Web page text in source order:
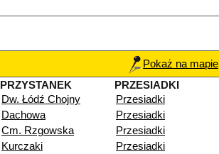
Pokaż na mapie
PRZYSTANEK
PRZESIADKI
Dw. Łódź Chojny
Przesiadki
Dachowa
Przesiadki
Cm. Rzgowska
Przesiadki
Kurczaki
Przesiadki